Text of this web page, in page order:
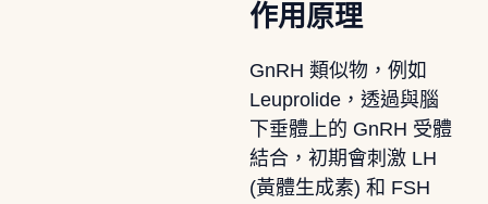
作用原理
GnRH 類似物，例如
Leuprolide，透過與腦
下垂體上的 GnRH 受體
結合，初期會刺激 LH
(黃體生成素) 和 FSH